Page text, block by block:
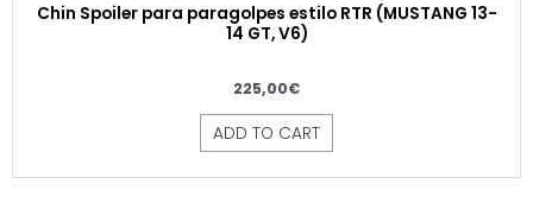
Chin Spoiler para paragolpes estilo RTR (MUSTANG 13-
14 GT, V6)
225,00€
ADD TO CART